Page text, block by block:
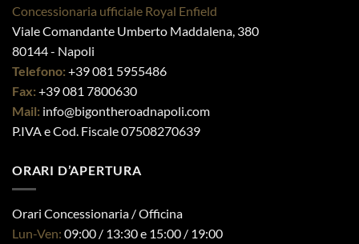
essere
scelte
nella
pagina
del
Concessionaria ufficiale Royal Enfield
Viale Comandante Umberto Maddalena, 380
80144 - Napoli
Telefono: +39 081 5955486
Fax: +39 081 7800630
Mail: info@bigontheroadnapoli.com
P.IVA e Cod. Fiscale 07508270639
ORARI D’APERTURA
Orari Concessionaria / Officina
Lun-Ven: 09:00 / 13:30 e 15:00 / 19:00